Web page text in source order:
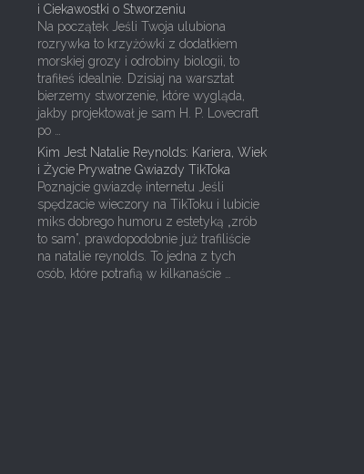
i Ciekawostki o Stworzeniu
Na początek Jeśli Twoja ulubiona
rozrywka to krzyżówki z dodatkiem
morskiej grozy i odrobiny biologii, to
trafiłeś idealnie. Dzisiaj na warsztat
bierzemy stworzenie, które wygląda,
jakby projektował je sam H. P. Lovecraft
po …
Kim Jest Natalie Reynolds: Kariera, Wiek
i Życie Prywatne Gwiazdy TikToka
Poznajcie gwiazdę internetu Jeśli
spędzacie wieczory na TikToku i lubicie
miks dobrego humoru z estetyką „zrób
to sam”, prawdopodobnie już trafiliście
na natalie reynolds. To jedna z tych
osób, które potrafią w kilkanaście …